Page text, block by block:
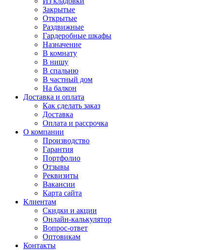
Закрытые
Открытые
Раздвижные
Гардеробные шкафы
Назначение
В комнату
В нишу
В спальню
В частный дом
На балкон
Доставка и оплата
Как сделать заказ
Доставка
Оплата и рассрочка
О компании
Производство
Гарантия
Портфолио
Отзывы
Реквизиты
Вакансии
Карта сайта
Клиентам
Скидки и акции
Онлайн-калькулятор
Вопрос-ответ
Оптовикам
Контакты